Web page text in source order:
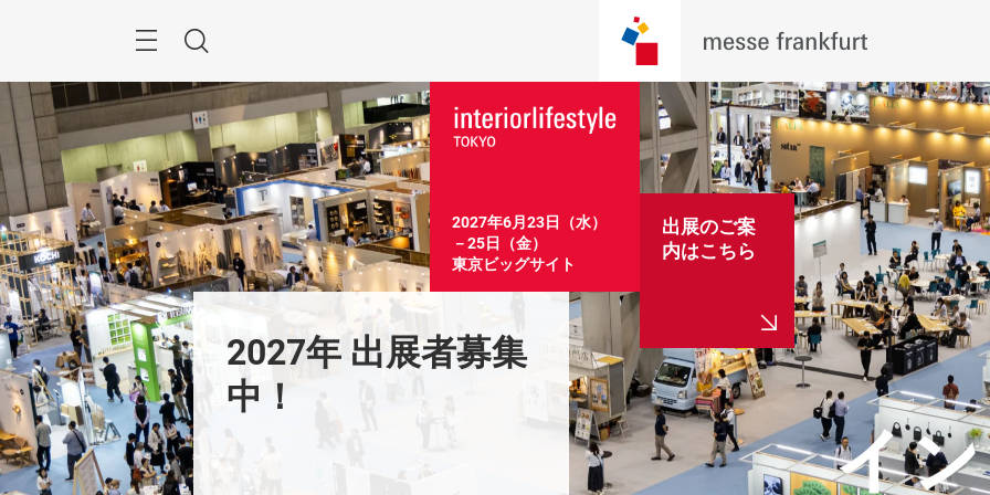
Search
2027年 出展者募集
中！
2027年6月23日（水）
－25日（金）
東京ビッグサイト
出展のご案
内はこちら